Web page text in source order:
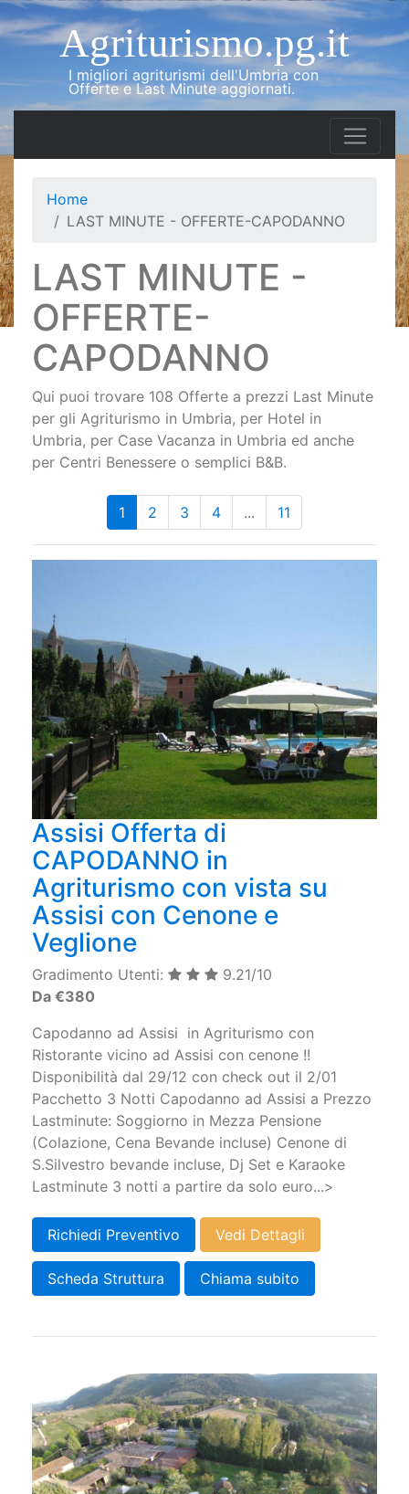
Agriturismo.pg.it
I migliori agriturismi dell'Umbria con
Offerte e Last Minute aggiornati.
Home
LAST MINUTE - OFFERTE-CAPODANNO
LAST MINUTE -
OFFERTE-
CAPODANNO
Qui puoi trovare 108 Offerte a prezzi Last Minute
per gli Agriturismo in Umbria, per Hotel in
Umbria, per Case Vacanza in Umbria ed anche
per Centri Benessere o semplici B&B.
1 2 3 4 ... 11
Assisi Offerta di
CAPODANNO in
Agriturismo con vista su
Assisi con Cenone e
Veglione
Gradimento Utenti:
9.21/10
Da €380
Capodanno ad Assisi in Agriturismo con
Ristorante vicino ad Assisi con cenone !! ​
Disponibilità dal 29/12 con check out il 2/01
Pacchetto 3 Notti Capodanno ad Assisi a Prezzo
Lastminute: Soggiorno in Mezza Pensione
(Colazione, Cena Bevande incluse) Cenone di
S.Silvestro bevande incluse, Dj Set e Karaoke
Lastminute 3 notti a partire da solo euro...>
Richiedi Preventivo Vedi Dettagli
Scheda Struttura Chiama subito